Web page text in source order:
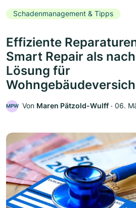
Schadenmanagement & Tipps
Effiziente
Smart Repair als
Lösung für
MPW Von Maren Pätzold-Wulff ‧ 06.